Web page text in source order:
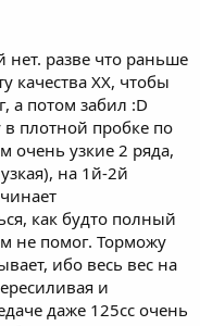
разве что раньше
качества ХХ, чтобы
а потом забил :D
плотной пробке по
очень узкие 2 ряда,
на 1й-2й
как будто полный
не помог. Торможу
ибо весь вес на
и
даже 125сс очень